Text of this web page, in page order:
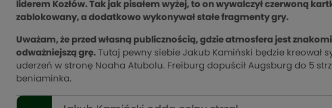
liderem Kozłów. Tak jak pisałem wyżej, to on wywalczył czerwoną
zablokowany, a dodatkowo wykonywał stałe fragmenty gry.
Uważam, że przed własną publicznością, gdzie atmosfera jest
odważniejszą grę. Tutaj pewny siebie Jakub Kamiński będzie kreował
uderzeń w stronę Noaha Atubolu. Freiburg dopuścił Augsburg do 5
beniaminka.